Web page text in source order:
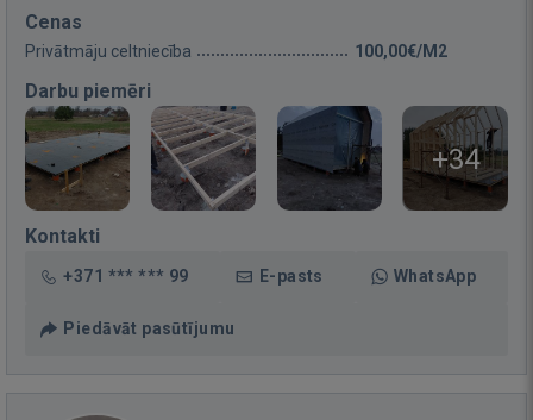
Cenas
Privātmāju celtniecība 100,00€/M2
Darbu piemēri
+34
Kontakti
+371 *** *** 99 E-pasts WhatsApp
Piedāvāt pasūtījumu